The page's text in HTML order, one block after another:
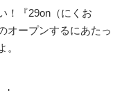
！『29on（にくお
オープンするにあたっ
。